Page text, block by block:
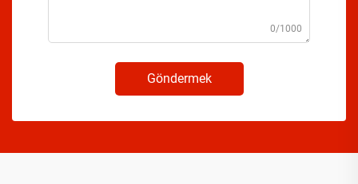
0/1000
Göndermek